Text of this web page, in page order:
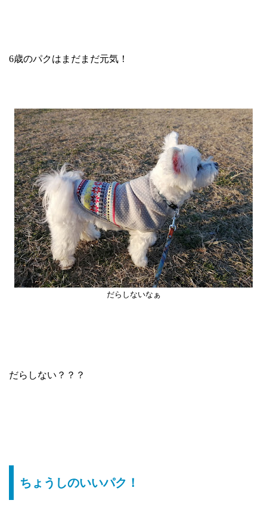
6歳のパクはまだまだ元気！
だらしないなぁ
だらしない？？？
ちょうしのいいパク！